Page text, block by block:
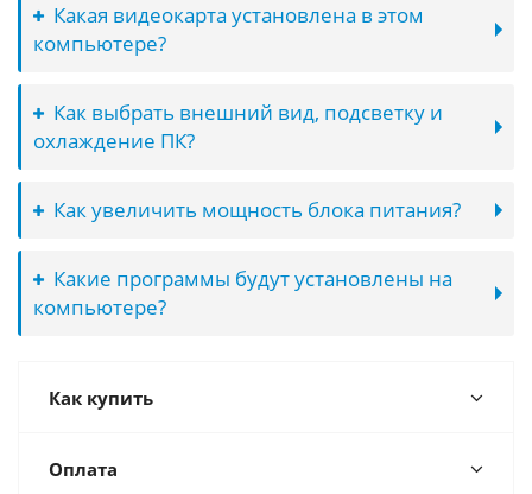
Какая видеокарта установлена в этом
компьютере?
Как выбрать внешний вид, подсветку и
охлаждение ПК?
Как увеличить мощность блока питания?
Какие программы будут установлены на
компьютере?
Как купить
Оплата